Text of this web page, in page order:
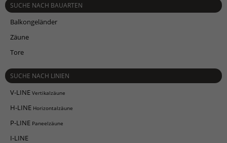
SUCHE NACH BAUARTEN
Balkongeländer
Zäune
Tore
SUCHE NACH LINIEN
V-LINE Vertikalzäune
H-LINE Horizontalzäune
P-LINE Paneelzäune
I-LINE